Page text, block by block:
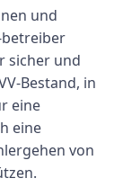
und
betreiber
sicher und
Bestand, in
eine
eine
von